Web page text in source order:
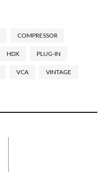
COMPRESSOR
HDX PLUG-IN
VCA VINTAGE